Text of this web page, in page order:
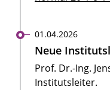
01.04.2026
Neue
Prof. Dr.-Ing.
Institutsleiter.